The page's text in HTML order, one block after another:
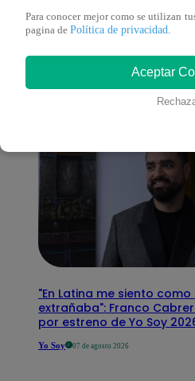
También
interesar
"En Latina me siento
extrañaba": Franco
por estreno de Yo Soy
Yo Soy 07 de agosto 2026
Para conocer mejor como se utilizan
pagina de Política de privacidad.
Aceptar